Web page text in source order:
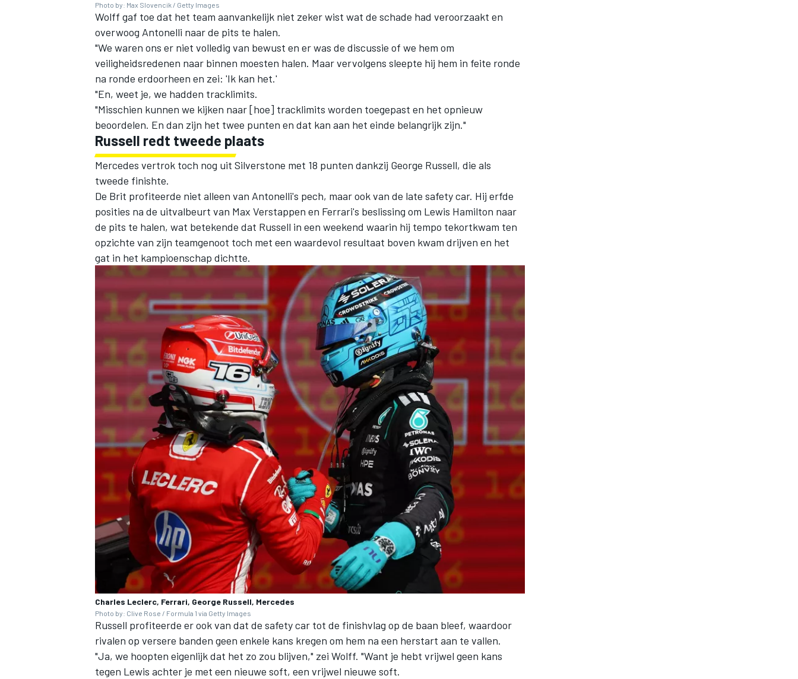
MEER RACEKLASSEN
Photo by: Max Slovencik / Getty Images
Wolff gaf toe dat het team aanvankelijk niet zeker wist wat de schade had veroorzaakt en
overwoog Antonelli naar de pits te halen.
"We waren ons er niet volledig van bewust en er was de discussie of we hem om
veiligheidsredenen naar binnen moesten halen. Maar vervolgens sleepte hij hem in feite ronde
na ronde erdoorheen en zei: 'Ik kan het.'
"En, weet je, we hadden tracklimits.
"Misschien kunnen we kijken naar [hoe] tracklimits worden toegepast en het opnieuw
beoordelen. En dan zijn het twee punten en dat kan aan het einde belangrijk zijn."
Russell redt tweede plaats
Mercedes vertrok toch nog uit Silverstone met 18 punten dankzij George Russell, die als
tweede finishte.
De Brit profiteerde niet alleen van Antonelli's pech, maar ook van de late safety car. Hij erfde
posities na de uitvalbeurt van Max Verstappen en Ferrari's beslissing om Lewis Hamilton naar
de pits te halen, wat betekende dat Russell in een weekend waarin hij tempo tekortkwam ten
opzichte van zijn teamgenoot toch met een waardevol resultaat boven kwam drijven en het
gat in het kampioenschap dichtte.
Charles Leclerc, Ferrari, George Russell, Mercedes
Photo by: Clive Rose / Formula 1 via Getty Images
Russell profiteerde er ook van dat de safety car tot de finishvlag op de baan bleef, waardoor
rivalen op versere banden geen enkele kans kregen om hem na een herstart aan te vallen.
"Ja, we hoopten eigenlijk dat het zo zou blijven," zei Wolff. "Want je hebt vrijwel geen kans
tegen Lewis achter je met een nieuwe soft, een vrijwel nieuwe soft.